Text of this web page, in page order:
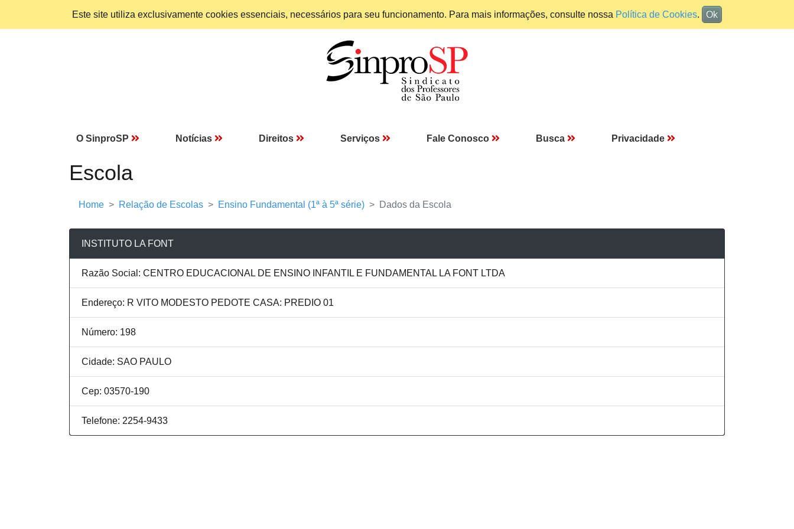
Este site utiliza exclusivamente cookies essenciais, necessários para seu funcionamento. Para mais informações, consulte nossa Política de Cookies. Ok
O SinproSP Notícias Direitos Serviços Fale Conosco Busca Privacidade
Escola
Home Relação de Escolas Ensino Fundamental (1ª à 5ª série) Dados da Escola
INSTITUTO LA FONT
Razão Social: CENTRO EDUCACIONAL DE ENSINO INFANTIL E FUNDAMENTAL LA FONT LTDA
Endereço: R VITO MODESTO PEDOTE CASA: PREDIO 01
Número: 198
Cidade: SAO PAULO
Cep: 03570-190
Telefone: 2254-9433